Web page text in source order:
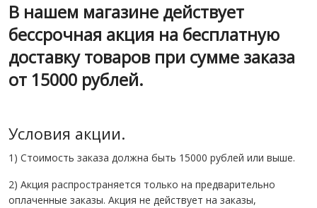
В нашем магазине действует
бессрочная акция на бесплатную
доставку товаров при сумме заказа
от 15000 рублей.
Условия акции.
1) Стоимость заказа должна быть 15000 рублей или выше.
2) Акция распространяется только на предварительно
оплаченные заказы. Акция не действует на заказы,